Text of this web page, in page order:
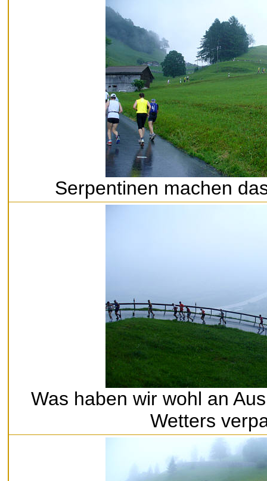
Serpentinen machen
Was haben wir wohl an
Wetters